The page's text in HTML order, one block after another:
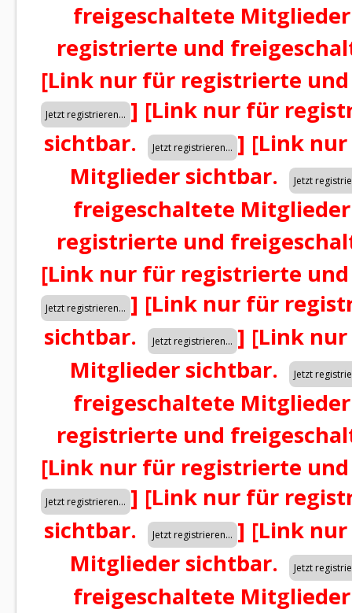
freigeschaltete
registrierte und
[Link nur für registrierte
] [Link nur für
sichtbar.
] [Link
Mitglieder sichtbar.
freigeschaltete
registrierte und
[Link nur für registrierte
] [Link nur für
sichtbar.
] [Link
Mitglieder sichtbar.
freigeschaltete
registrierte und
[Link nur für registrierte
] [Link nur für
sichtbar.
] [Link
Mitglieder sichtbar.
freigeschaltete